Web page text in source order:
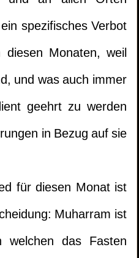
spezifisches Verbot
Monaten, weil
und was auch immer
geehrt zu werden
in Bezug auf sie
für diesen Monat ist
Muharram ist
das Fasten